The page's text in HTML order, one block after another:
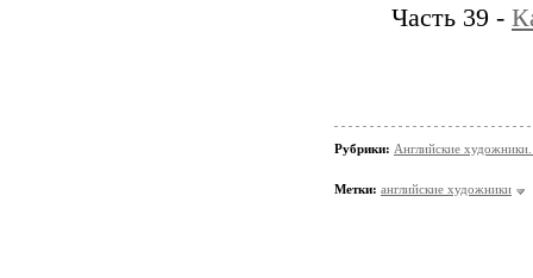
Часть 39 -
Рубрики: Английские
Метки: английские художники